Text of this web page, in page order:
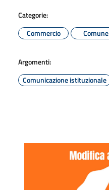
Categorie:
Commercio
Comune
Argomenti:
Comunicazione istituzionale